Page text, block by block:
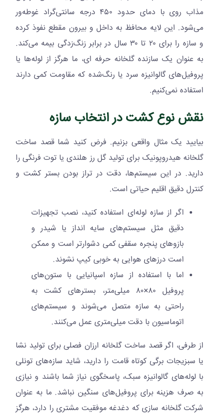
مذاب روی با دمای حدود ۴۵۰ درجه سانتی‌گراد غوطه‌ور
می‌شود. این لایه محافظ به داخل و بیرون مقطع نفوذ کرده
و سازه را برای ۲۰ تا ۳۰ سال در برابر زنگ‌زدگی بیمه می‌کند.
به عنوان یک سازنده گلخانه حرفه ای، ما هرگز از لوله‌ها یا
پروفیل‌های گالوانیزه سرد یا رنگ‌شده که مقاومت کمی دارند
استفاده نمی‌کنیم.
نقش نوع کشت در انتخاب سازه
بیایید یک مثال واقعی بزنیم. فرض کنید شما قصد ساخت
گلخانه هیدروپونیک برای تولید گل رز هلندی یا توت فرنگی را
دارید. در این سیستم‌ها، دقت در تراز بودن بستر کشت و
کنترل دقیق اقلیم حیاتی است.
اگر از سازه لوله‌ای استفاده کنید، نصب تجهیزات
دقیق مثل سیستم‌های سایه انداز یا شیدر و
بازوهای پنجره سقفی کمی دشوارتر است و ممکن
است درزهای هوایی به خوبی کیپ نشوند.
اما با استفاده از سازه اسپانیایی با ستون‌های
پروفیل ۸۰×۸۰ میلی‌متر، بسترهای کشت به
راحتی به سازه متصل می‌شوند و سیستم‌های
اتوماسیون با دقت میلی‌متری عمل می‌کنند.
از طرفی، اگر قصد ساخت گلخانه ارزان فصلی برای تولید نشا
یا سبزیجات برگی کوتاه قامت را دارید، شاید سازه‌های تونلی
با لوله‌های گالوانیزه سبک، پاسخگوی نیاز شما باشند و نیازی
به صرف هزینه برای پروفیل‌های سنگین نباشد. ما به عنوان
شرکت گلخانه سازی که دغدغه موفقیت مشتری را دارد، هرگز